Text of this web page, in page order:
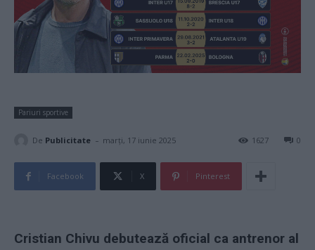
Pariuri sportive
De Publicitate - marți, 17 iunie 2025 0
1627
Facebook X Pinterest
Cristian Chivu debutează oficial ca antrenor al